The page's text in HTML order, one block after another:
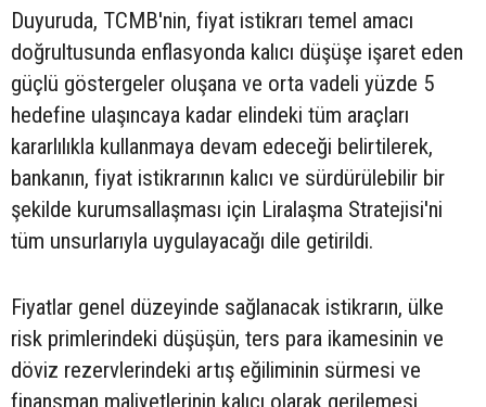
Duyuruda, TCMB'nin, fiyat istikrarı temel amacı
doğrultusunda enflasyonda kalıcı düşüşe işaret eden
güçlü göstergeler oluşana ve orta vadeli yüzde 5
hedefine ulaşıncaya kadar elindeki tüm araçları
kararlılıkla kullanmaya devam edeceği belirtilerek,
bankanın, fiyat istikrarının kalıcı ve sürdürülebilir bir
şekilde kurumsallaşması için Liralaşma Stratejisi'ni
tüm unsurlarıyla uygulayacağı dile getirildi.
Fiyatlar genel düzeyinde sağlanacak istikrarın, ülke
risk primlerindeki düşüşün, ters para ikamesinin ve
döviz rezervlerindeki artış eğiliminin sürmesi ve
finansman maliyetlerinin kalıcı olarak gerilemesi